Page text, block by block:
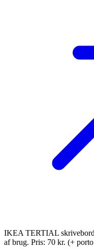
IKEA TERTIAL
af brug. Pris: 70 kr. (+